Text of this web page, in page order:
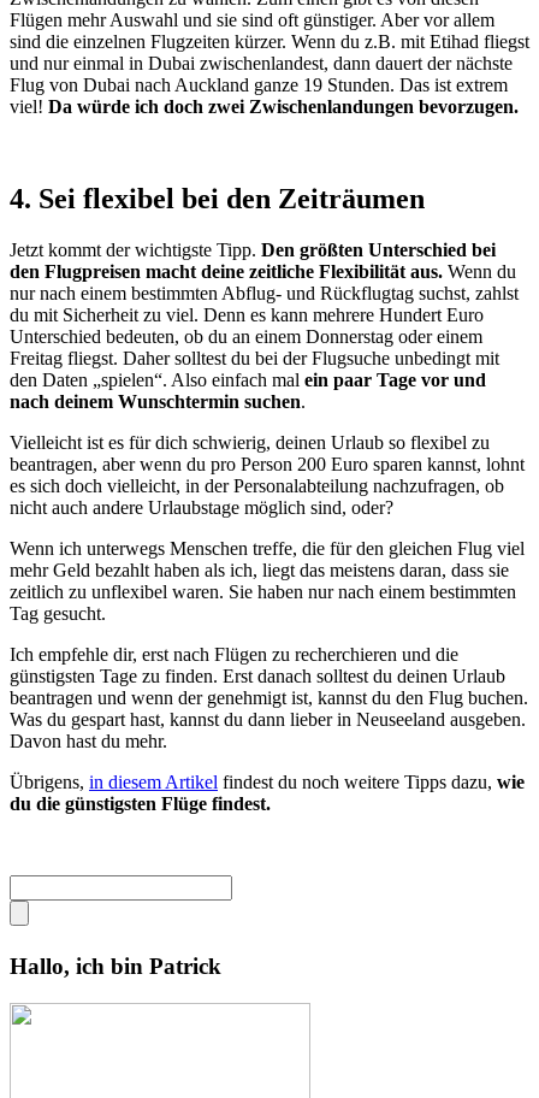
Flügen mehr Auswahl und sie sind oft günstiger. Aber vor allem
sind die einzelnen Flugzeiten kürzer. Wenn du z.B. mit Etihad fliegst
und nur einmal in Dubai zwischenlandest, dann dauert der nächste
Flug von Dubai nach Auckland ganze 19 Stunden. Das ist extrem
viel! Da würde ich doch zwei Zwischenlandungen bevorzugen.
4. Sei flexibel bei den Zeiträumen
Jetzt kommt der wichtigste Tipp. Den größten Unterschied bei
den Flugpreisen macht deine zeitliche Flexibilität aus. Wenn du
nur nach einem bestimmten Abflug- und Rückflugtag suchst, zahlst
du mit Sicherheit zu viel. Denn es kann mehrere Hundert Euro
Unterschied bedeuten, ob du an einem Donnerstag oder einem
Freitag fliegst. Daher solltest du bei der Flugsuche unbedingt mit
den Daten „spielen“. Also einfach mal ein paar Tage vor und
nach deinem Wunschtermin suchen.
Vielleicht ist es für dich schwierig, deinen Urlaub so flexibel zu
beantragen, aber wenn du pro Person 200 Euro sparen kannst, lohnt
es sich doch vielleicht, in der Personalabteilung nachzufragen, ob
nicht auch andere Urlaubstage möglich sind, oder?
Wenn ich unterwegs Menschen treffe, die für den gleichen Flug viel
mehr Geld bezahlt haben als ich, liegt das meistens daran, dass sie
zeitlich zu unflexibel waren. Sie haben nur nach einem bestimmten
Tag gesucht.
Ich empfehle dir, erst nach Flügen zu recherchieren und die
günstigsten Tage zu finden. Erst danach solltest du deinen Urlaub
beantragen und wenn der genehmigt ist, kannst du den Flug buchen.
Was du gespart hast, kannst du dann lieber in Neuseeland ausgeben.
Davon hast du mehr.
Übrigens, in diesem Artikel findest du noch weitere Tipps dazu, wie
du die günstigsten Flüge findest.
Hallo, ich bin Patrick